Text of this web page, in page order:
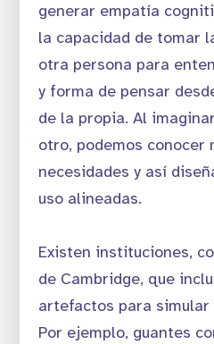
generar empatía
la capacidad de tomar
otra persona para
y forma de pensar
de la propia. Al
otro, podemos conocer
necesidades y así
uso alineadas.
Existen instituciones,
de Cambridge, que
artefactos para
Por ejemplo, guantes